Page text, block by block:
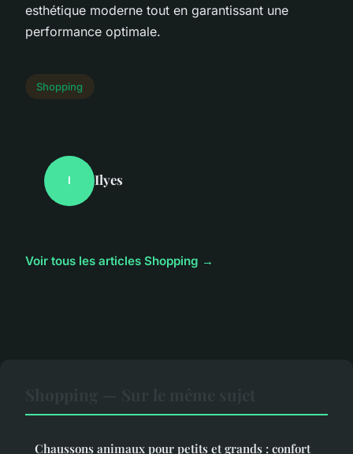
esthétique moderne tout en garantissant une
performance optimale.
Shopping
I Ilyes
Voir tous les articles Shopping →
Chaussons animaux pour petits et grands : confort